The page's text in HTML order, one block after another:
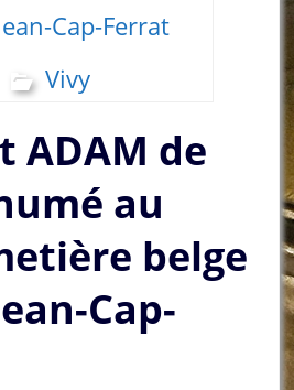
Cap-Ferrat
Vivy
ADAM de
au
belge
Cap-